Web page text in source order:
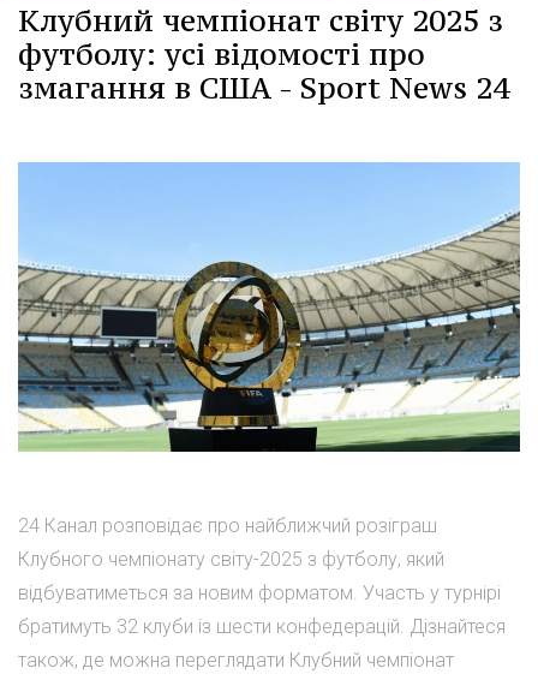
Клубний чемпіонат світу 2025 з
футболу: усі відомості про
змагання в США - Sport News 24
24 Канал розповідає про найближчий розіграш
Клубного чемпіонату світу-2025 з футболу, який
відбуватиметься за новим форматом. Участь у турнірі
братимуть 32 клуби із шести конфедерацій. Дізнайтеся
також, де можна переглядати Клубний чемпіонат